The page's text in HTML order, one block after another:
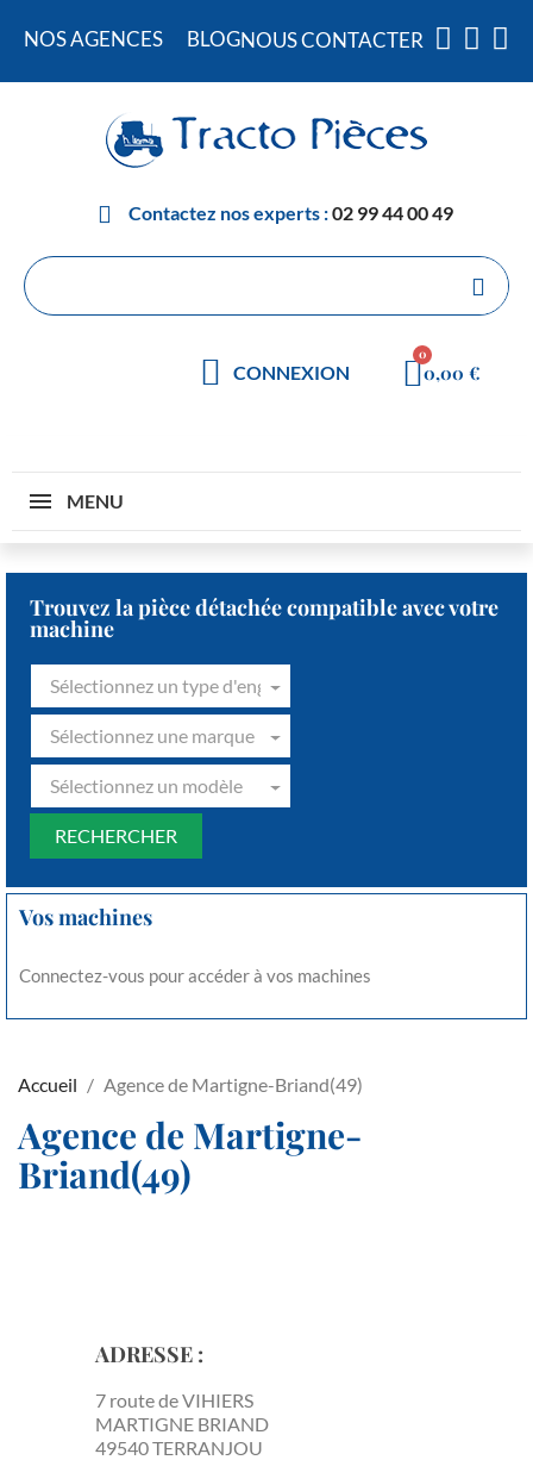
NOS AGENCES BLOGNOUS CONTACTER
Contactez nos experts :02 99 44 00 49
CONNEXION 0,00 €
MENU
Trouvez la pièce détachée compatible avec votre
machine
Sélectionnez un type d'engin
Sélectionnez une marque
Sélectionnez un modèle
Vos machines
Connectez-vous pour accéder à vos machines
Accueil Agence de Martigne-Briand(49)
Agence de Martigne-
Briand(49)
ADRESSE :
7 route de VIHIERS
MARTIGNE BRIAND
49540 TERRANJOU